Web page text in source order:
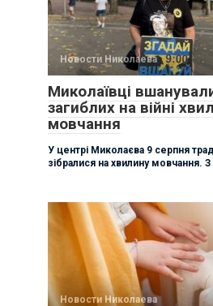
Новости Николаева
Миколаївці
загиблих на війні
мовчання
У центрі Миколаєва 9 серпня
зібралися на хвилину мовчання. З
Новости Николаева